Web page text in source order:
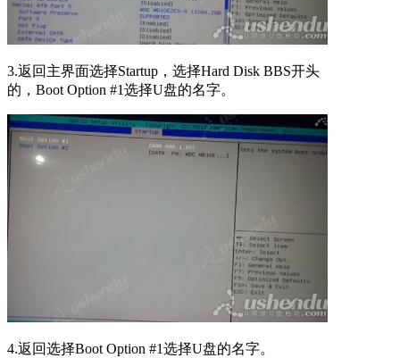
3.返回主界面选择Startup，选择Hard Disk BBS开头
的，Boot Option #1选择U盘的名字。
4.返回选择Boot Option #1选择U盘的名字。